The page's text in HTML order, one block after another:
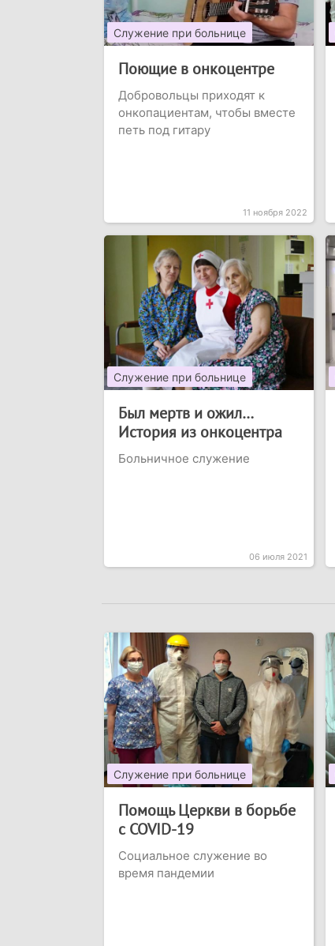
Служение при больнице
Поющие в онкоцентре
Добровольцы приходят к
онкопациентам, чтобы вместе
петь под гитару
11 ноября 2022
Служение при больнице
Был мертв и ожил…
История из онкоцентра
Больничное служение
06 июля 2021
Служение при больнице
Помощь Церкви в борьбе
с COVID-19
Социальное служение во
время пандемии